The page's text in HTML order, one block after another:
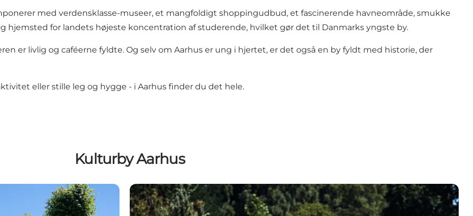
med verdensklasse-museer, et mangfoldigt shoppingudbud, et fascinerende havneområde, smukke
hjemsted for landets højeste koncentration af studerende, hvilket gør det til Danmarks yngste by.
er livlig og caféerne fyldte. Og selv om Aarhus er ung i hjertet, er det også en by fyldt med historie, der
eller stille leg og hygge - i Aarhus finder du det hele.
Kulturby Aarhus
Nyd naturen i Aarhus